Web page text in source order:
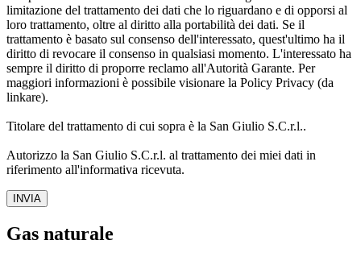
limitazione del trattamento dei dati che lo riguardano e di opporsi al
loro trattamento, oltre al diritto alla portabilità dei dati. Se il
trattamento è basato sul consenso dell'interessato, quest'ultimo ha il
diritto di revocare il consenso in qualsiasi momento. L'interessato ha
sempre il diritto di proporre reclamo all'Autorità Garante. Per
maggiori informazioni è possibile visionare la Policy Privacy (da
linkare).
Titolare del trattamento di cui sopra è la San Giulio S.C.r.l..
Autorizzo la San Giulio S.C.r.l. al trattamento dei miei dati in
riferimento all'informativa ricevuta.
INVIA
Gas naturale